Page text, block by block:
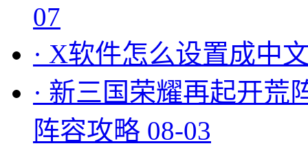
07
· X软件怎么设置成中
· 新三国荣耀再起开荒
阵容攻略 08-03